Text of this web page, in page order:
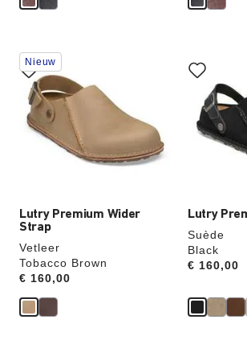
Lutry Premium Wider
Strap
Vetleer
Tobacco Brown
Price:
€ 160,00
Als
je
een
andere
kleur
selecteert,
wordt
productafbeelding
Nieuw
Lutry
Suède
Black
Price:
€ 160,00
je
een
andere
kleur
selecteert,
wordt